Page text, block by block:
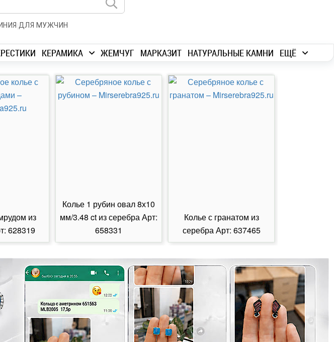
|ДЛЯ МУЖЧИН
КЕРАМИКА ЖЕМЧУГ МАРКАЗИТ НАТУРАЛЬНЫЕ КАМНИ ЕЩЁ
из
628319
Колье 1 рубин овал 8х10
мм/3.48 ct из серебра Арт:
658331
Колье с гранатом из
серебра Арт: 637465